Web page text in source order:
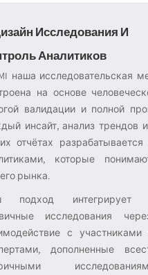
Исследования И
Аналитиков
наша исследовательская
на основе
валидации и полной
инсайт, анализ трендов
отчётах
которые
рынка.
подход интегрирует
исследования
с участниками
дополненные